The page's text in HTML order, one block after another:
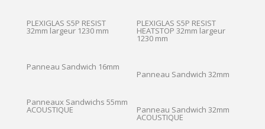
PLEXIGLAS S5P RESIST
32mm largeur 1230 mm
PLEXIGLAS S5P RESIST
HEATSTOP 32mm largeur
1230 mm
Panneau Sandwich 16mm
Panneau Sandwich 32mm
Panneaux Sandwichs 55mm
ACOUSTIQUE Panneau Sandwich 32mm
ACOUSTIQUE